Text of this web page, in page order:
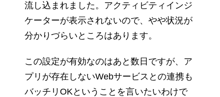
流し込まれました。アクティビティインジ
ケーターが表示されないので、やや状況が
分かりづらいところはあります。
この設定が有効なのはあと数日ですが、ア
プリが存在しないWebサービスとの連携も
バッチリOKということを言いたいわけで